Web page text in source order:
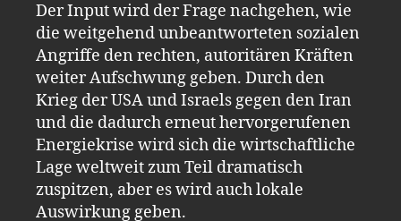
Der Input wird der Frage nachgehen, wie
die weitgehend unbeantworteten sozialen
Angriffe den rechten, autoritären Kräften
weiter Aufschwung geben. Durch den
Krieg der USA und Israels gegen den Iran
und die dadurch erneut hervorgerufenen
Energiekrise wird sich die wirtschaftliche
Lage weltweit zum Teil dramatisch
zuspitzen, aber es wird auch lokale
Auswirkung geben.